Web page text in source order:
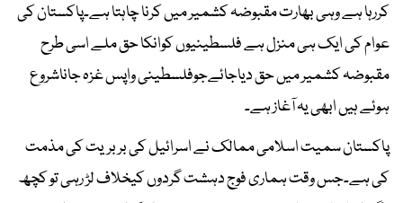
کررہا ہے وہی بھارت مقبوضہ کشمیر میں کرنا چاہتا ہے۔پاکستان کی
عوام کی ایک ہی منزل ہے فلسطینیوں کوانکا حق ملے اسی طرح
مقبوضہ کشمیر میں حق دیاجائےجوفلسطینی واپس غزہ جاناشروع
ہوئے ہیں ابھی یہ آغاز ہے۔
پاکستان سمیت اسلامی ممالک نے اسرائیل کی بربریت کی مذمت
کی ہے۔جس وقت ہماری فوج دہشت گردوں کیخلاف لڑ رہی تو کچھ